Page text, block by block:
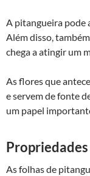
A pitangueira pode
Além disso,
chega a atingir um
As flores que
e servem de fonte
um papel
As folhas de